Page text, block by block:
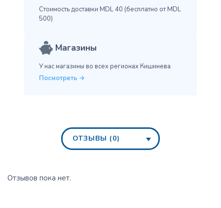
Стоимость доставки MDL 40 (бесплатно от MDL
500)
Магазины
У нас магазины во всех регионах Кишинева
Посмотреть
ОТЗЫВЫ (0)
Отзывов пока нет.